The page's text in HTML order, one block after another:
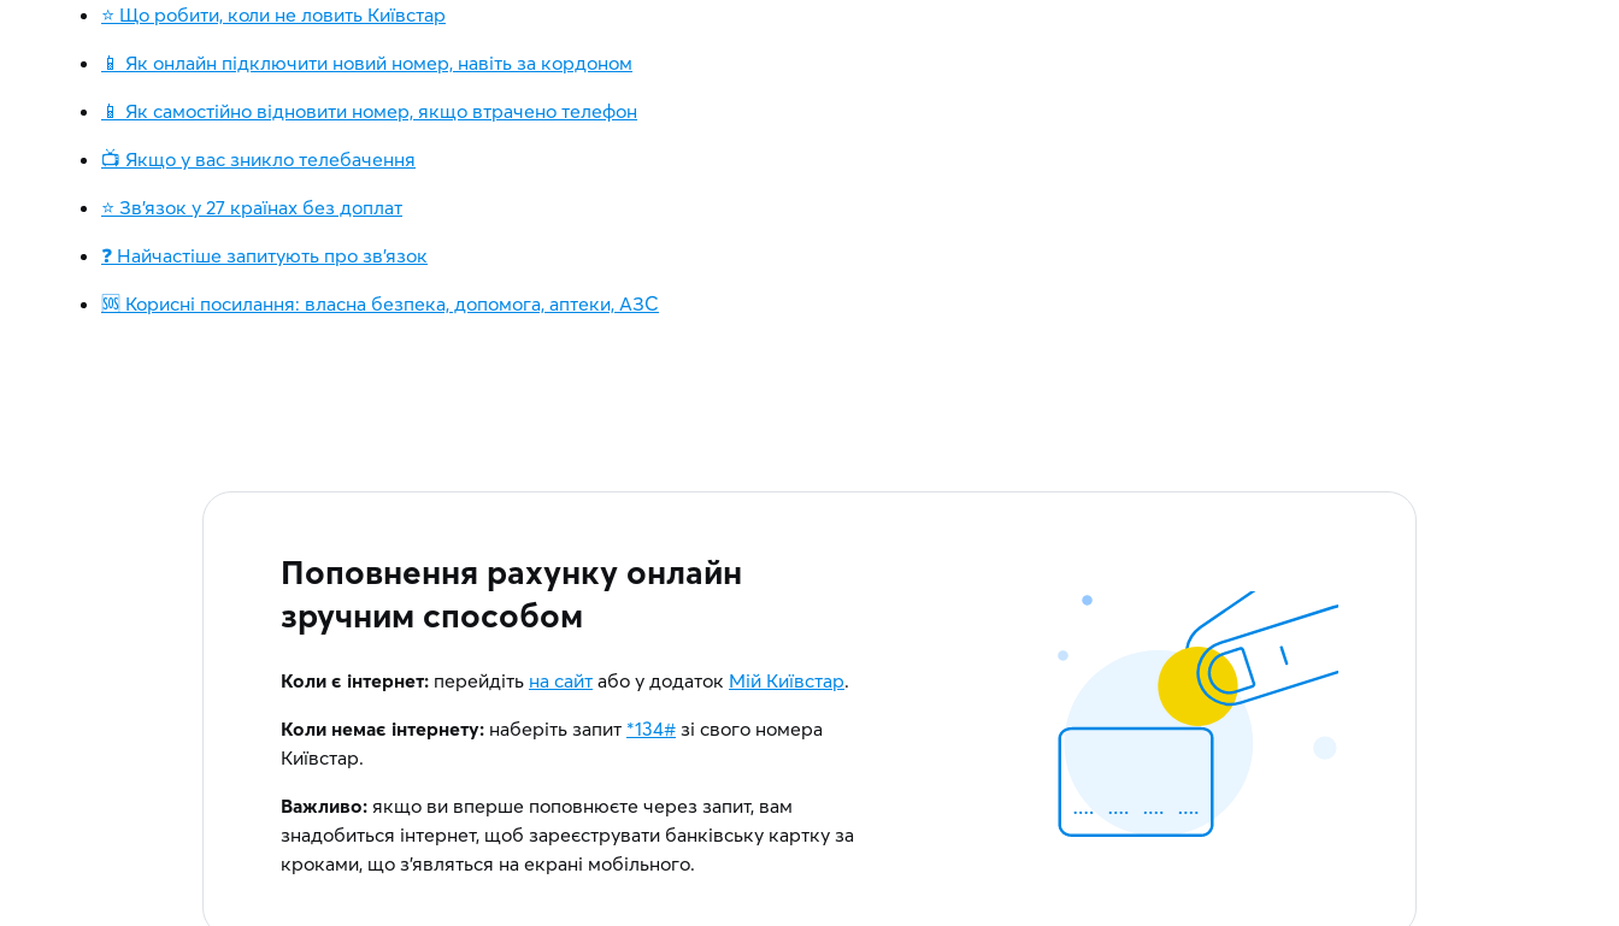
⭐ Що робити, коли не ловить Київстар
📱 Як онлайн підключити новий номер, навіть за кордоном
📱 Як самостійно відновити номер, якщо втрачено телефон
📺 Якщо у вас зникло телебачення
⭐ Зв'язок у 27 країнах без доплат
❓ Найчастіше запитують про зв'язок
🆘 Корисні посилання: ​​власна безпека, допомога, аптеки, АЗС
Поповнення рахунку онлайн
зручним способом
Коли є інтернет: перейдіть на сайт або у додаток Мій Київстар.
Коли немає інтернету: наберіть запит *134# зі свого номера
Київстар.
Важливо: якщо ви вперше поповнюєте через запит, вам
знадобиться інтернет, щоб зареєструвати банківську картку за
кроками, що з'являться на екрані мобільного.